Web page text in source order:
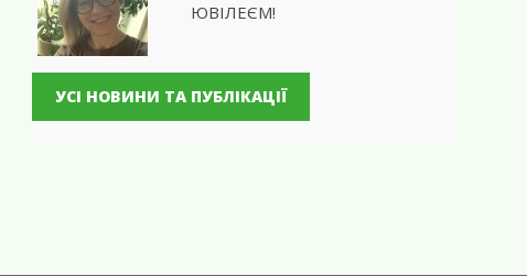
ЮВІЛЕЄМ!
УСІ НОВИНИ ТА ПУБЛІКАЦІЇ